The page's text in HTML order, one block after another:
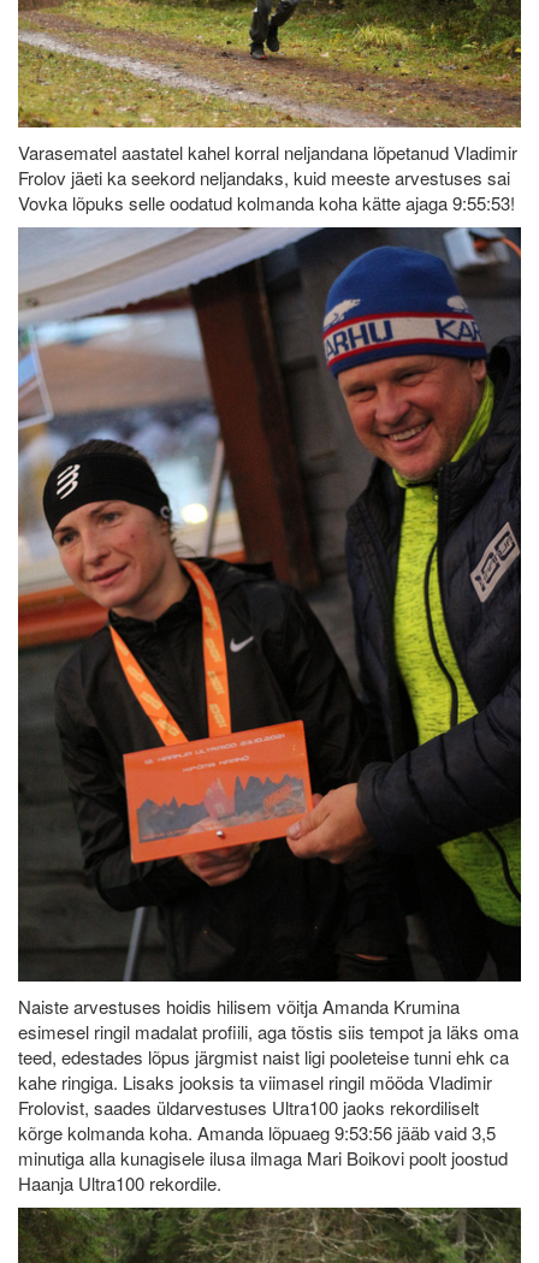
Varasematel aastatel kahel korral neljandana lõpetanud Vladimir
Frolov jäeti ka seekord neljandaks, kuid meeste arvestuses sai
Vovka lõpuks selle oodatud kolmanda koha kätte ajaga 9:55:53!
Naiste arvestuses hoidis hilisem võitja Amanda Krumina
esimesel ringil madalat profiili, aga tõstis siis tempot ja läks oma
teed, edestades lõpus järgmist naist ligi pooleteise tunni ehk ca
kahe ringiga. Lisaks jooksis ta viimasel ringil mööda Vladimir
Frolovist, saades üldarvestuses Ultra100 jaoks rekordiliselt
kõrge kolmanda koha. Amanda lõpuaeg 9:53:56 jääb vaid 3,5
minutiga alla kunagisele ilusa ilmaga Mari Boikovi poolt joostud
Haanja Ultra100 rekordile.